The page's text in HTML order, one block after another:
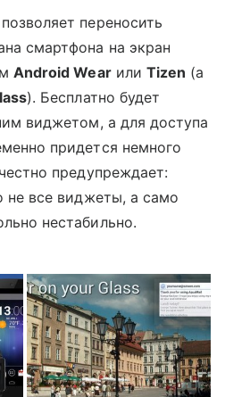
переносить
смартфона на экран
Android Wearили Tizen (а
). Бесплатно будет
виджетом, а для доступа
придется немного
предупреждает:
не все виджеты, а само
нестабильно.